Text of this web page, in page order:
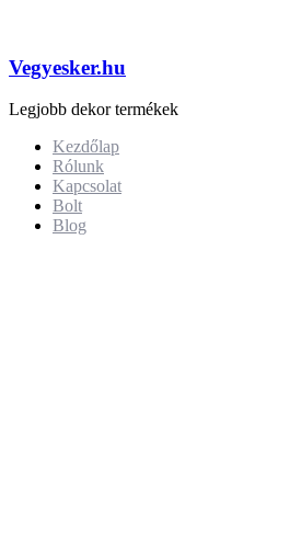
Vegyesker.hu
Legjobb dekor termékek
Kezdőlap
Rólunk
Kapcsolat
Bolt
Blog